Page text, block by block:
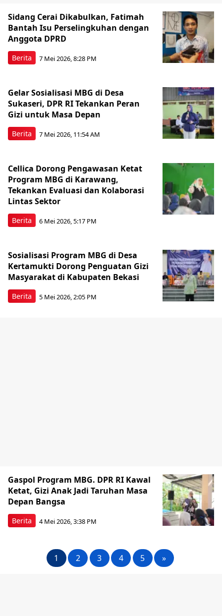
Berita
Sidang Cerai Dikabulkan, Fatimah
Bantah Isu Perselingkuhan dengan
Anggota DPRD
7 Mei 2026, 8:28 PM
Berita
Gelar Sosialisasi MBG di Desa
Sukaseri, DPR RI Tekankan Peran
Gizi untuk Masa Depan
7 Mei 2026, 11:54 AM
Berita
Cellica Dorong Pengawasan Ketat
Program MBG di Karawang,
Tekankan Evaluasi dan Kolaborasi
Lintas Sektor
6 Mei 2026, 5:17 PM
Berita
Sosialisasi Program MBG di Desa
Kertamukti Dorong Penguatan Gizi
Masyarakat di Kabupaten Bekasi
5 Mei 2026, 2:05 PM
Berita
Gaspol Program MBG. DPR RI Kawal
Ketat, Gizi Anak Jadi Taruhan Masa
Depan Bangsa
4 Mei 2026, 3:38 PM
1 2 3 4 5 »